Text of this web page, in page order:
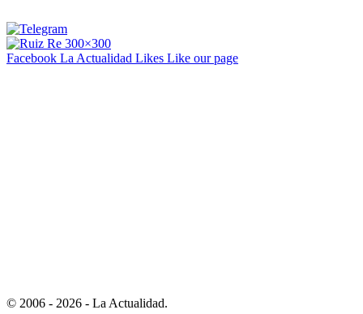
Facebook La Actualidad Likes Like our page
© 2006 - 2026 - La Actualidad.